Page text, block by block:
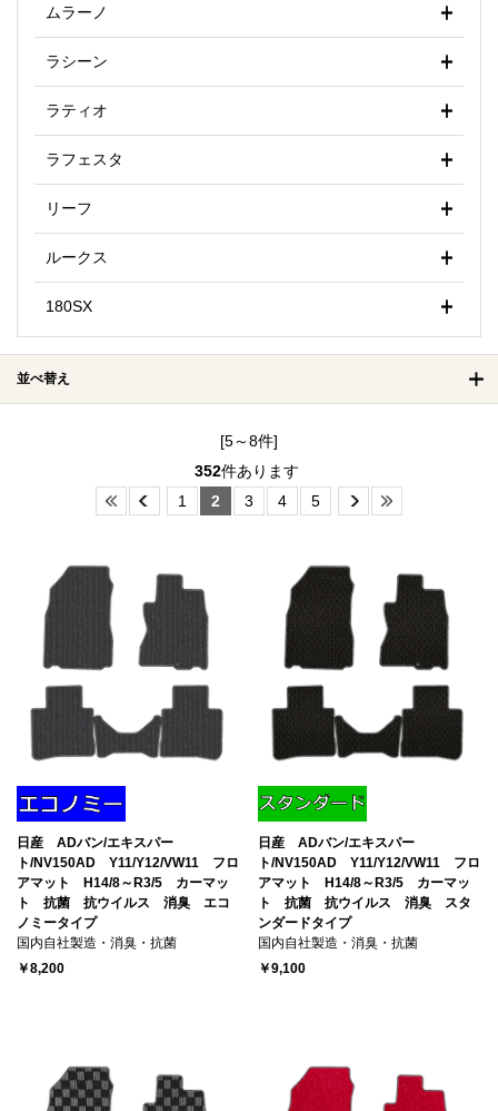
ムラーノ
ラシーン
ラティオ
ラフェスタ
リーフ
ルークス
180SX
並べ替え
[5～8件]
352件あります
1
2 3 4 5
日産 ADバン/エキスパー
ト/NV150AD Y11/Y12/VW11 フロ
アマット H14/8～R3/5 カーマッ
ト 抗菌 抗ウイルス 消臭 エコ
ノミータイプ
国内自社製造・消臭・抗菌
￥8,200
日産 ADバン/エキスパー
ト/NV150AD Y11/Y12/VW11 フロ
アマット H14/8～R3/5 カーマッ
ト 抗菌 抗ウイルス 消臭 スタ
ンダードタイプ
国内自社製造・消臭・抗菌
￥9,100